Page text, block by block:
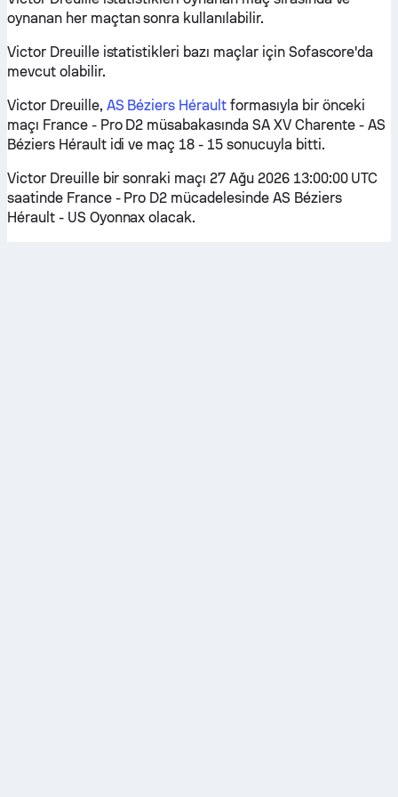
oynanan her maçtan sonra kullanılabilir.
Victor Dreuille istatistikleri bazı maçlar için Sofascore'da
mevcut olabilir.
Victor Dreuille, AS Béziers Hérault formasıyla bir önceki
maçı France - Pro D2 müsabakasında SA XV Charente - AS
Béziers Hérault idi ve maç 18 - 15 sonucuyla bitti.
Victor Dreuille bir sonraki maçı 27 Ağu 2026 13:00:00 UTC
saatinde France - Pro D2 mücadelesinde AS Béziers
Hérault - US Oyonnax olacak.